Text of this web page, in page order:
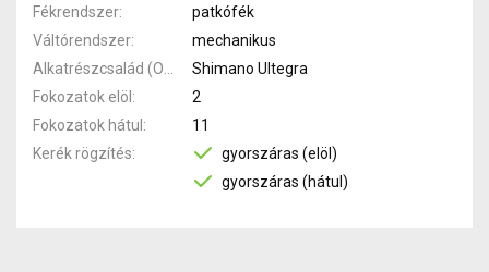
Fékrendszer
patkófék
Váltórendszer
mechanikus
Shimano Ultegra
Fokozatok elöl
2
Fokozatok hátul
11
Kerék rögzítés
gyorszáras (elöl)
gyorszáras (hátul)